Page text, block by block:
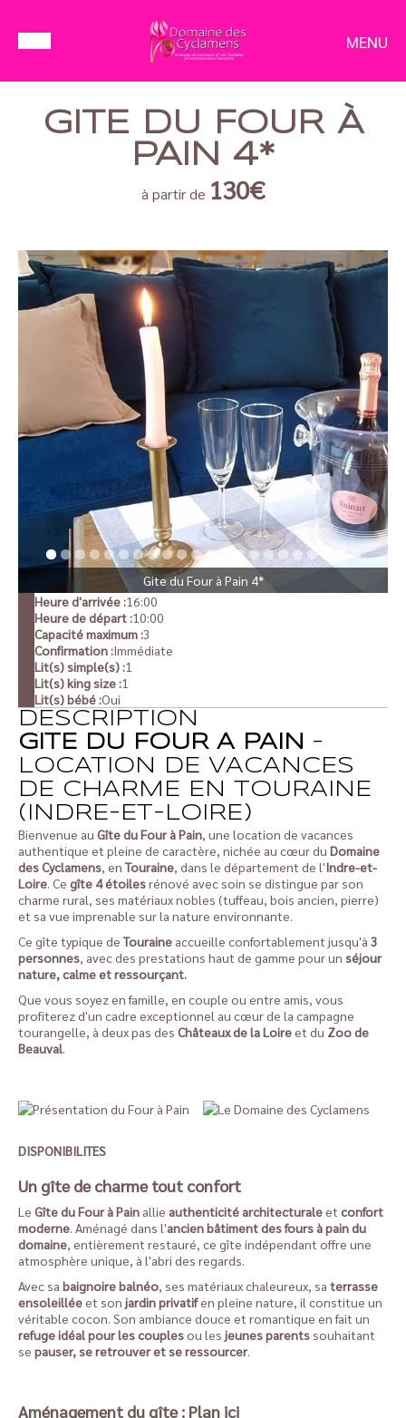
MENU
GITE DU FOUR À
PAIN 4*
à partir de 130€
Gite du Four à Pain 4*
Heure d'arrivée :16:00
Heure de départ :10:00
Capacité maximum :3
Confirmation :Immédiate
Lit(s) simple(s) :1
Lit(s) king size :1
Lit(s) bébé :Oui
DESCRIPTION
GÎTE DU FOUR À PAIN –
LOCATION DE VACANCES
DE CHARME EN TOURAINE
(INDRE-ET-LOIRE)
Bienvenue au Gîte du Four à Pain, une location de vacances
authentique et pleine de caractère, nichée au cœur du Domaine
des Cyclamens, enTouraine, dans le département de l'Indre-et-
Loire. Ce gîte 4 étoilesrénové avec soin se distingue par son
charme rural, ses matériaux nobles (tuffeau, bois ancien, pierre)
et sa vue imprenable sur la nature environnante.
Ce gîte typique deTouraine accueille confortablement jusqu'à 3
personnes, avec des prestations haut de gamme pour un séjour
nature, calme et ressourçant.
Que vous soyez en famille, en couple ou entre amis, vous
profiterez d'un cadre exceptionnel au cœur de la campagne
tourangelle, à deux pas des Châteaux de la Loireet du Zoo de
Beauval.
DISPONIBILITES
Un gîte de charme tout confort
Le Gîte du Four à Pain allie authenticité architecturaleet confort
moderne . Aménagé dans l'ancien bâtiment des fours à pain du
domaine , entièrement restauré, ce gîte indépendant offre une
atmosphère unique, à l'abri des regards.
Avec sa baignoire balnéo , ses matériaux chaleureux, sa terrasse
ensoleilléeet son jardin privatifen pleine nature, il constitue un
véritable cocon. Son ambiance douce et romantique en fait un
refuge idéal pour les couplesou les jeunes parents souhaitant
se pauser, se retrouver et se ressourcer.
Aménagement du gîte : Plan ici